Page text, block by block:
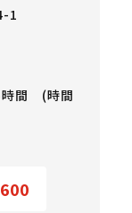
1
時間 (時間